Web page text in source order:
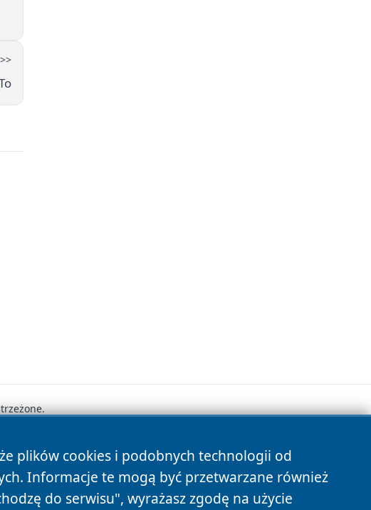
plików cookies i podobnych technologii od
Informacje te mogą być przetwarzane również
do serwisu", wyrażasz zgodę na użycie
Cookies